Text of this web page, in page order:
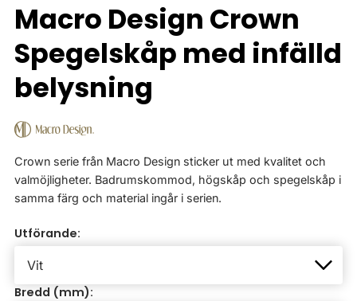
Macro Design Crown
Spegelskåp med infälld
belysning
Crown serie från Macro Design sticker ut med kvalitet och
valmöjligheter. Badrumskommod, högskåp och spegelskåp i
samma färg och material ingår i serien.
Utförande:
Bredd (mm):